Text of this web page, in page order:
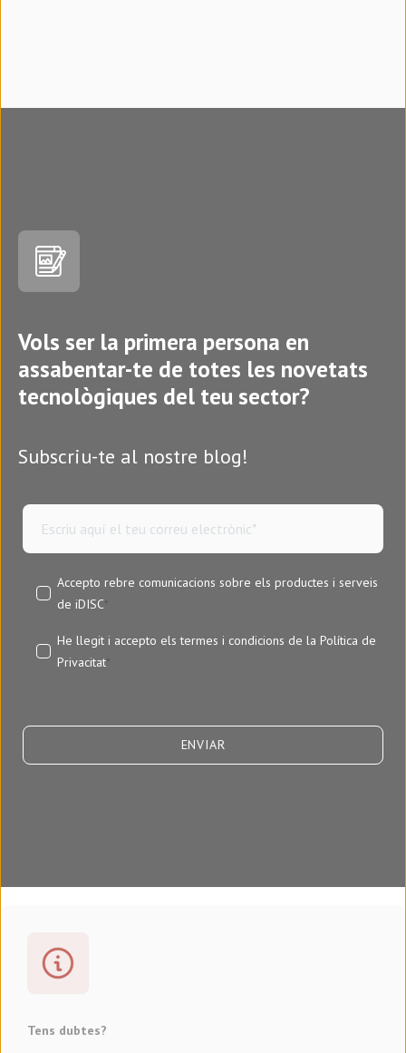
Vols ser la primera persona en
assabentar-te de totes les novetats
tecnològiques del teu sector?
Subscriu-te al nostre blog!
Accepto rebre comunicacions sobre els productes i serveis
de iDISC*
He llegit i accepto els termes i condicions de la Política de
Privacitat*
Tens dubtes?